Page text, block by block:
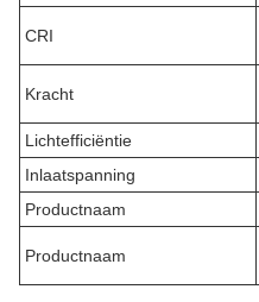
CRI
Kracht
Lichtefficiëntie
Inlaatspanning
Productnaam
Productnaam